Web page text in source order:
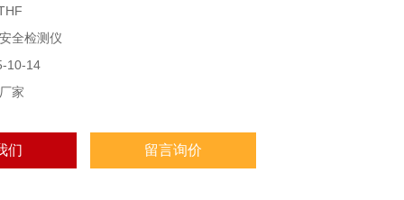
全检测仪
10-14
家
们 留言询价